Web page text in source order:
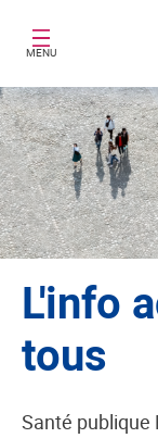
MENU
L'info
tous
Santé publique